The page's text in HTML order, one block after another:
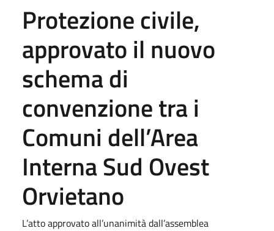
Protezione civile,
approvato il nuovo
schema di
convenzione tra i
Comuni dell’Area
Interna Sud Ovest
Orvietano
L’atto approvato all’unanimità dall’assemblea